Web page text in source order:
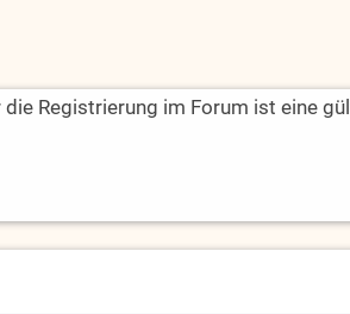
die Registrierung im Forum ist eine